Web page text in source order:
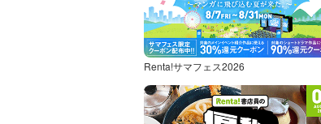
Renta!サマフェス2026